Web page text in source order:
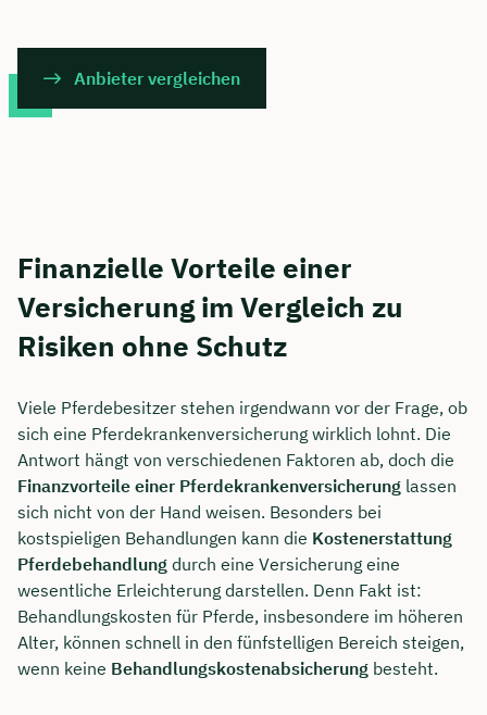
Anbieter vergleichen
Finanzielle Vorteile einer
Versicherung im Vergleich zu
Risiken ohne Schutz
Viele Pferdebesitzer stehen irgendwann vor der Frage, ob
sich eine Pferdekrankenversicherung wirklich lohnt. Die
Antwort hängt von verschiedenen Faktoren ab, doch die
Finanzvorteile einer Pferdekrankenversicherung lassen
sich nicht von der Hand weisen. Besonders bei
kostspieligen Behandlungen kann die Kostenerstattung
Pferdebehandlung durch eine Versicherung eine
wesentliche Erleichterung darstellen. Denn Fakt ist:
Behandlungskosten für Pferde, insbesondere im höheren
Alter, können schnell in den fünfstelligen Bereich steigen,
wenn keine Behandlungskostenabsicherung besteht.